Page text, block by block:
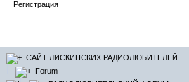
Регистрация
САЙТ ЛИСКИНСКИХ РАДИОЛЮБИТЕЛЕЙ
Forum